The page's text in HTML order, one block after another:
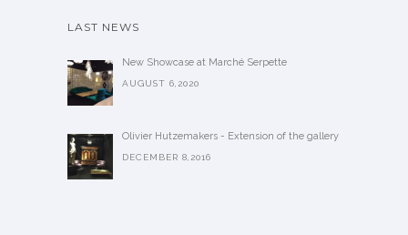
LAST NEWS
New Showcase at Marché Serpette
AUGUST 6,2020
Olivier Hutzemakers - Extension of the gallery
DECEMBER 8,2016